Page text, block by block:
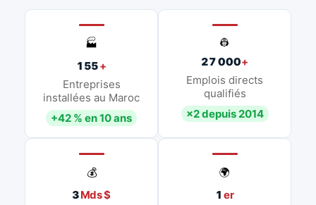
🏭
155+
Entreprises
installées au Maroc
+42 % en 10 ans
👷
27 000+
Emplois directs
qualifiés
×2 depuis 2014
💰
3Mds $
🌍
1 er